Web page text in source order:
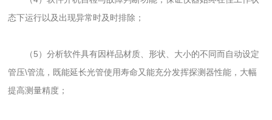
态下运行以及出现异常时及时排除；
（5）分析软件具有因样品材质、形状、大小的不同而自动设定
管压\管流，既能延长光管使用寿命又能充分发挥探测器性能，大幅
提高测量精度；